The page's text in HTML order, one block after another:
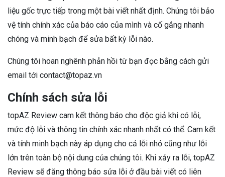
liệu gốc trực tiếp trong một bài viết nhất định. Chúng tôi bảo
vệ tính chính xác của báo cáo của mình và cố gắng nhanh
chóng và minh bạch để sửa bất kỳ lỗi nào.
Chúng tôi hoan nghênh phản hồi từ bạn đọc bằng cách gửi
email tới contact@topaz.vn
Chính sách sửa lỗi
topAZ Review cam kết thông báo cho độc giả khi có lỗi,
mức độ lỗi và thông tin chính xác nhanh nhất có thể. Cam kết
và tính minh bạch này áp dụng cho cả lỗi nhỏ cũng như lỗi
lớn trên toàn bộ nội dung của chúng tôi. Khi xảy ra lỗi, topAZ
Review sẽ đăng thông báo sửa lỗi ở đầu bài viết có liên